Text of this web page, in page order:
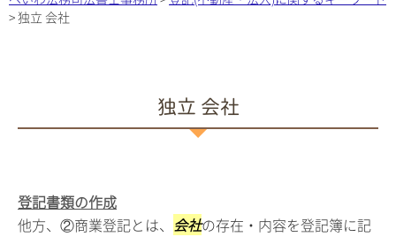
>独立 会社
独立 会社
登記書類の作成
他方、②商業登記とは、 会社の存在・内容を登記簿に記